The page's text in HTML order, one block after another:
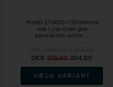
Model 271400-73Romenta
mat Lyse Grøn glat
kalveskinds urrem ...
DKR275,00304,00
VÆLG VARIANT